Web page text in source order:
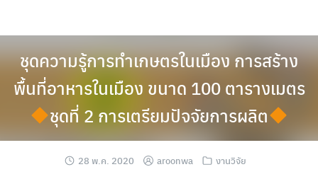
ชุดความรู้การทำเกษตรในเมือง การสร้าง
พื้นที่อาหารในเมือง ขนาด 100 ตารางเมตร
ชุดที่ 2 การเตรียมปัจจัยการผลิต
28 พ.ค. 2020 aroonwa งานวิจัย